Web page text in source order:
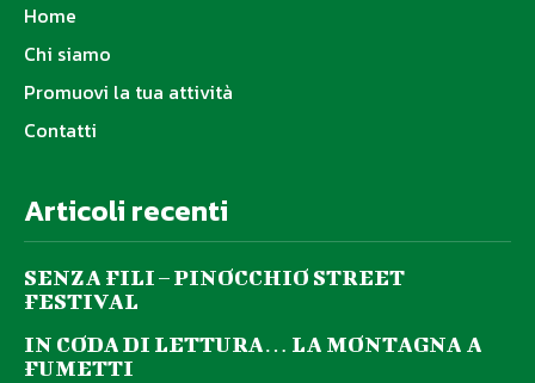
Home
Chi siamo
Promuovi la tua attività
Contatti
Articoli recenti
SENZA FILI – PINOCCHIO STREET
FESTIVAL
IN CODA DI LETTURA… LA MONTAGNA A
FUMETTI